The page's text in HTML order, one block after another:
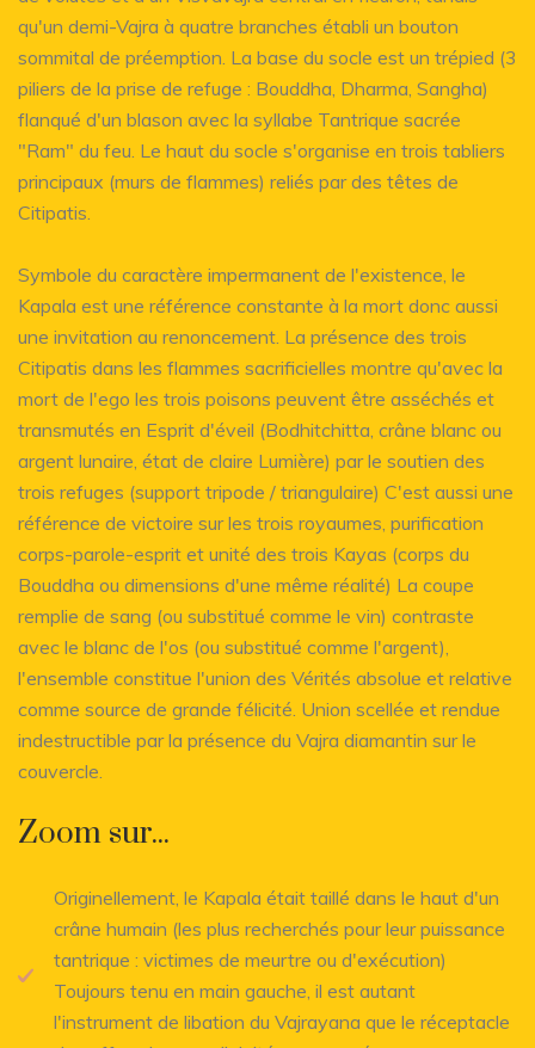
qu'un demi-Vajra à quatre branches établi un bouton
sommital de préemption. La base du socle est un trépied (3
piliers de la prise de refuge : Bouddha, Dharma, Sangha)
flanqué d'un blason avec la syllabe Tantrique sacrée
"Ram" du feu. Le haut du socle s'organise en trois tabliers
principaux (murs de flammes) reliés par des têtes de
Citipatis.
Symbole du caractère impermanent de l'existence, le
Kapala est une référence constante à la mort donc aussi
une invitation au renoncement. La présence des trois
Citipatis dans les flammes sacrificielles montre qu'avec la
mort de l'ego les trois poisons peuvent être asséchés et
transmutés en Esprit d'éveil (Bodhitchitta, crâne blanc ou
argent lunaire, état de claire Lumière) par le soutien des
trois refuges (support tripode / triangulaire) C'est aussi une
référence de victoire sur les trois royaumes, purification
corps-parole-esprit et unité des trois Kayas (corps du
Bouddha ou dimensions d'une même réalité) La coupe
remplie de sang (ou substitué comme le vin) contraste
avec le blanc de l'os (ou substitué comme l'argent),
l'ensemble constitue l'union des Vérités absolue et relative
comme source de grande félicité. Union scellée et rendue
indestructible par la présence du Vajra diamantin sur le
couvercle.
Zoom sur...
Originellement, le Kapala était taillé dans le haut d'un
crâne humain (les plus recherchés pour leur puissance
tantrique : victimes de meurtre ou d'exécution)
Toujours tenu en main gauche, il est autant
l'instrument de libation du Vajrayana que le réceptacle